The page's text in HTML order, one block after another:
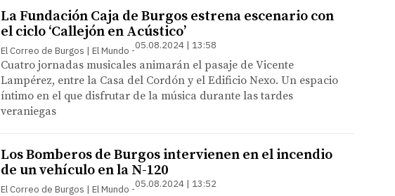
La Fundación Caja de Burgos estrena escenario con
el ciclo ‘Callejón en Acústico’
El Correo de Burgos | El Mundo 05.08.2024 | 13:58
Cuatro jornadas musicales animarán el pasaje de Vicente
Lampérez, entre la Casa del Cordón y el Edificio Nexo. Un espacio
íntimo en el que disfrutar de la música durante las tardes
veraniegas
Los Bomberos de Burgos intervienen en el incendio
de un vehículo en la N-120
El Correo de Burgos | El Mundo 05.08.2024 | 13:52